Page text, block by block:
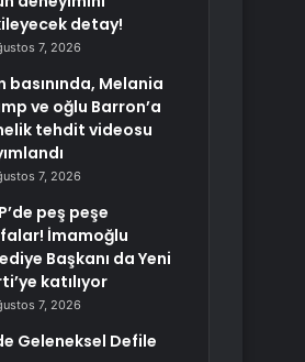
detay!
7, 2026
basınında, Melania
ve oğlu Barron’a
tehdit videosu
7, 2026
peş peşe
İmamoğlu
Başkanı da Yeni
katılıyor
7, 2026
Geleneksel Defile